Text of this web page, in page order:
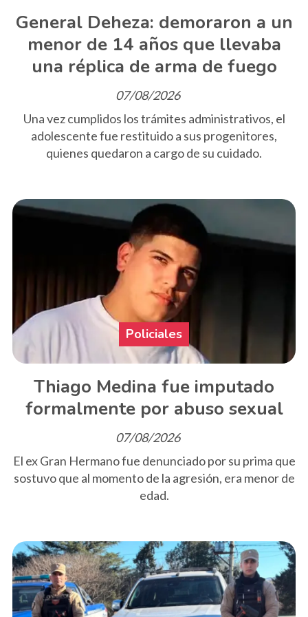
General Deheza: demoraron a un
menor de 14 años que llevaba
una réplica de arma de fuego
07/08/2026
Una vez cumplidos los trámites administrativos, el
adolescente fue restituido a sus progenitores,
quienes quedaron a cargo de su cuidado.
Thiago Medina fue imputado
formalmente por abuso sexual
Policiales
07/08/2026
El ex Gran Hermano fue denunciado por su prima que
sostuvo que al momento de la agresión, era menor de
edad.